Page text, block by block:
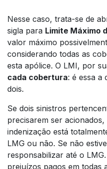
Nesse caso, trata-se de
sigla para Limite Máximo
valor máximo
considerando todas as
esta apólice. O LMI, por
cada cobertura: é essa a
dois.
Se dois sinistros
precisarem ser
indenização está
LMG ou não. Se não
responsabilizar até o
prejuízos pagos em todas